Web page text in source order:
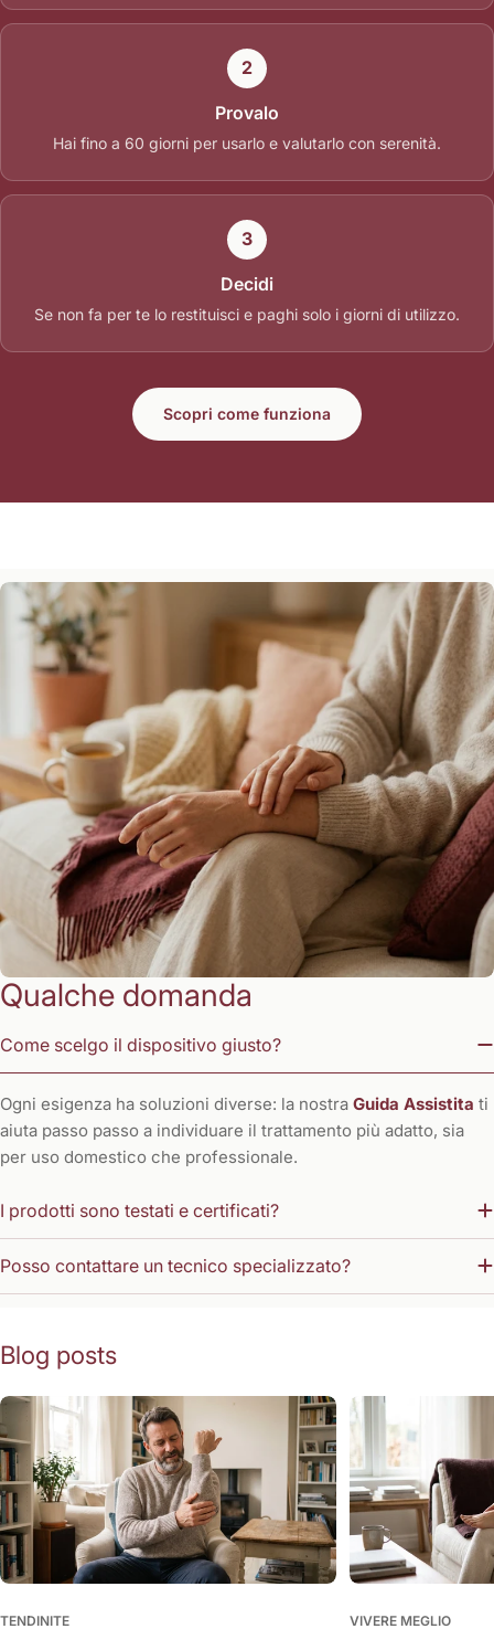
2
Provalo
Hai fino a 60 giorni per usarlo e valutarlo con serenità.
3
Decidi
Se non fa per te lo restituisci e paghi solo i giorni di utilizzo.
Scopri come funziona
Qualche domanda
Come scelgo il dispositivo giusto?
Ogni esigenza ha soluzioni diverse: la nostra Guida Assistita ti
aiuta passo passo a individuare il trattamento più adatto, sia
per uso domestico che professionale.
I prodotti sono testati e certificati?
Posso contattare un tecnico specializzato?
Blog posts
TENDINITE VIVERE MEGLIO